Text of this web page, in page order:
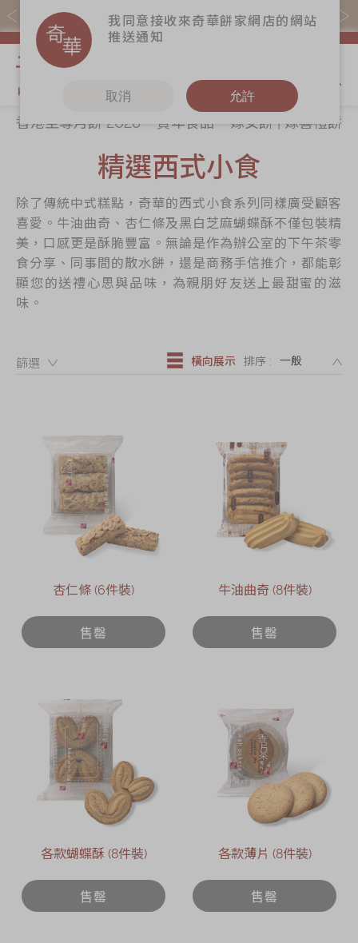
購物滿$368(折扣後)即免本地運費！
關於奇華
分店網絡
商務銷售
嫁喜須知
奇華網誌
奇華餅食
香港至尊月餅
2026
賀年食品
嫁女餅 | 嫁喜禮
餅
手信禮品
節日時令食品
產品價目表
更多
奇華Fans
奇華茶室
聯絡奇華
加入奇華
简体
香港至尊月餅 2026 賀年食品
嫁女餅 | 嫁喜禮餅
精選西式小食
除了傳統中式糕點，奇華的西式小食系列同樣廣受顧客
喜愛。牛油曲奇、杏仁條及黑白芝麻蝴蝶酥不僅包裝精
美，口感更是酥脆豐富。無論是作為辦公室的下午茶零
食分享、同事間的散水餅，還是商務手信推介，都能彰
顯您的送禮心思與品味，為親朋好友送上最甜蜜的滋
味。
篩選： 橫向展示 排序 :
杏仁條 (6件裝)
售罄
牛油曲奇 (8件裝)
售罄
各款蝴蝶酥 (8件裝)
售罄
各款薄片 (8件裝)
售罄
我同意接收來奇華餅家網店的網站
推送通知
取消 允許